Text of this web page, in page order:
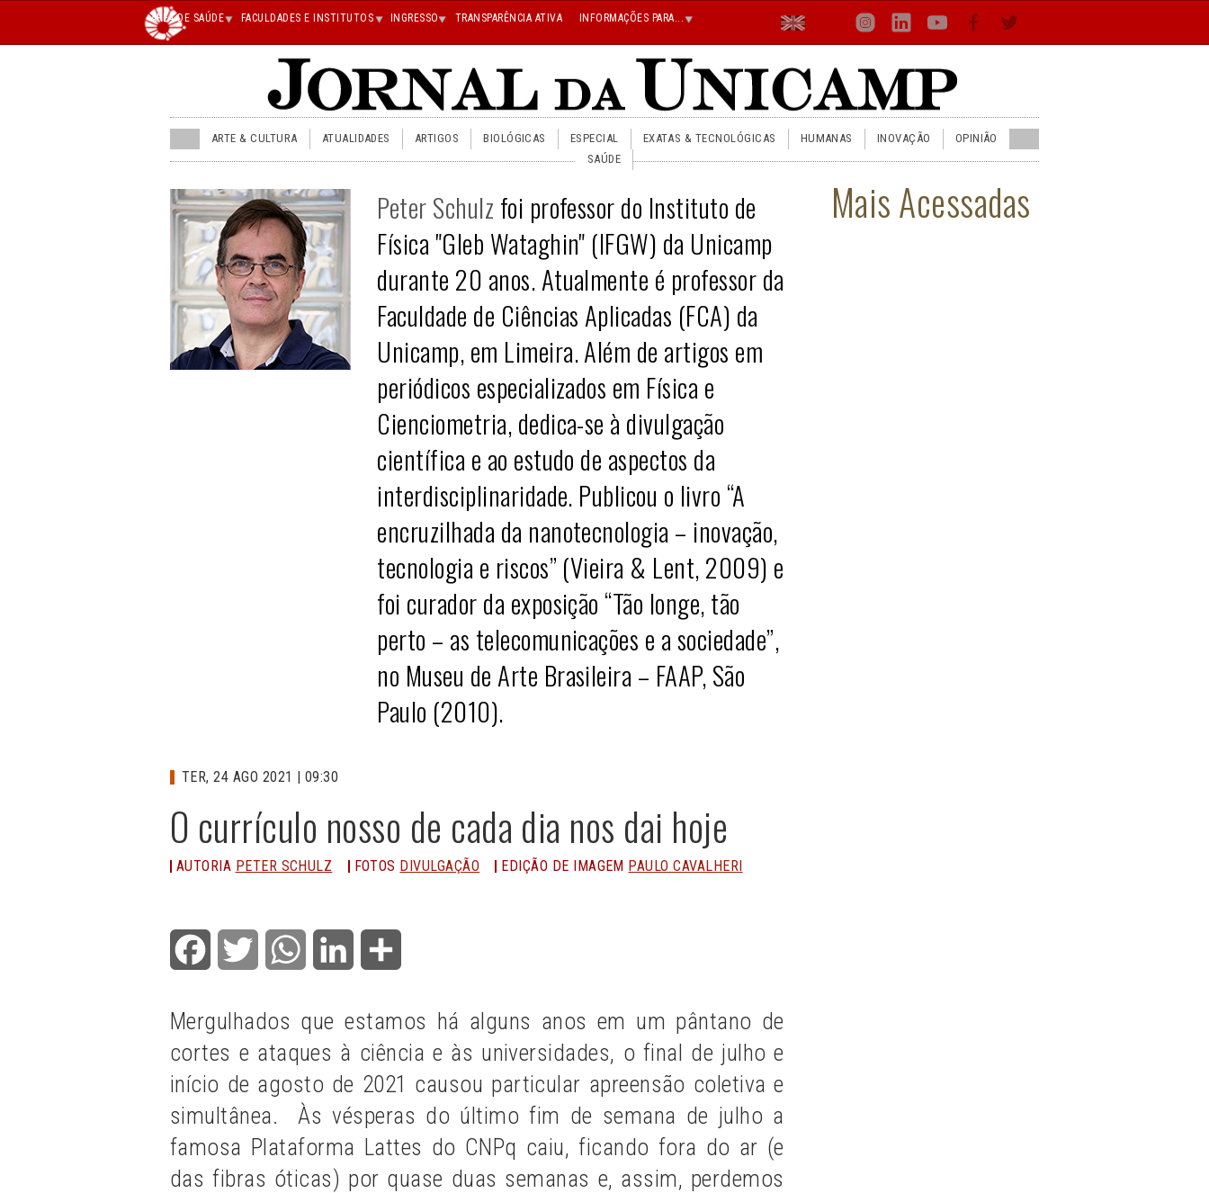
Main
superior
ÁREA DE SAÚDE FACULDADES E INSTITUTOS INGRESSO TRANSPARÊNCIA ATIVA INFORMAÇÕES PARA... Menu
Superior
Direito
En Inst Lin You Face Twit
JU
menu
superior
ARTE & CULTURA ATUALIDADES ARTIGOS BIOLÓGICAS ESPECIAL EXATAS & TECNOLÓGICAS HUMANAS INOVAÇÃO
OPINIÃO
SAÚDE
Peter Schulz foi professor do Instituto de
Física "Gleb Wataghin" (IFGW) da Unicamp
durante 20 anos. Atualmente é professor da
Faculdade de Ciências Aplicadas (FCA) da
Unicamp, em Limeira. Além de artigos em
periódicos especializados em Física e
Cienciometria, dedica-se à divulgação
científica e ao estudo de aspectos da
interdisciplinaridade. Publicou o livro “A
encruzilhada da nanotecnologia – inovação,
tecnologia e riscos” (Vieira & Lent, 2009) e
foi curador da exposição “Tão longe, tão
perto – as telecomunicações e a sociedade”,
no Museu de Arte Brasileira – FAAP, São
Paulo (2010).
O currículo nosso de cada dia nos dai hoje
TER, 24 AGO 2021 | 09:30
AUTORIA PETER SCHULZ FOTOS DIVULGAÇÃO EDIÇÃO DE IMAGEM PAULO CAVALHERI
Facebook Twitter WhatsApp LinkedIn
Mergulhados que estamos há alguns anos em um pântano de
cortes e ataques à ciência e às universidades, o final de julho e
início de agosto de 2021 causou particular apreensão coletiva e
simultânea. Às vésperas do último fim de semana de julho a
famosa Plataforma Lattes do CNPq caiu, ficando fora do ar (e
das fibras óticas) por quase duas semanas e, assim, perdemos
Mais Acessadas